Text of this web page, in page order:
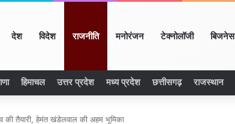
देश विदेश राजनीति मनोरंजन टेक्नोलॉजी बिजनेस
हिमाचल उत्तर प्रदेश मध्य प्रदेश छत्तीसगढ़ राजस्थान
की तैयारी, हेमंत खंडेलवाल की अहम भूमिका